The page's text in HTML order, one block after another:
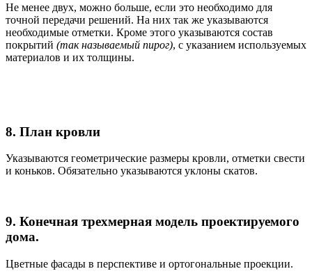
Не менее двух, можно больше, если это необходимо для
точной передачи решений. На них так же указываются
необходимые отметки. Кроме этого указываются состав
покрытий (так называемый пирог), с указанием используемых
материалов и их толщины.
8. План кровли
Указываются геометрические размеры кровли, отметки свести
и коньков. Обязательно указываются уклоны скатов.
9. Конечная трехмерная модель проектируемого
дома.
Цветные фасады в перспективе и ортогональные проекции.